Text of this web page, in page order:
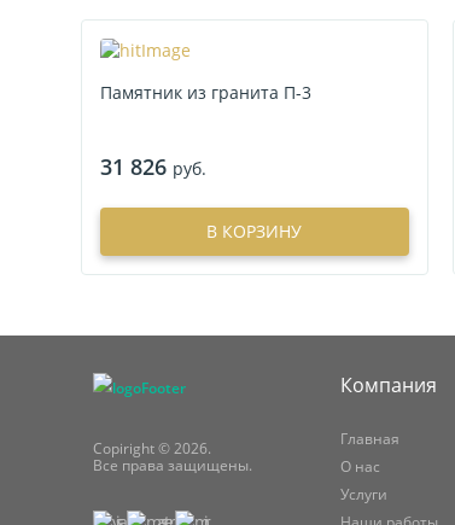
Памятник из гранита П-3
31 826 руб.
В КОРЗИНУ
Copiright © 2026.
Все права защищены.
Компания
Главная
О нас
Услуги